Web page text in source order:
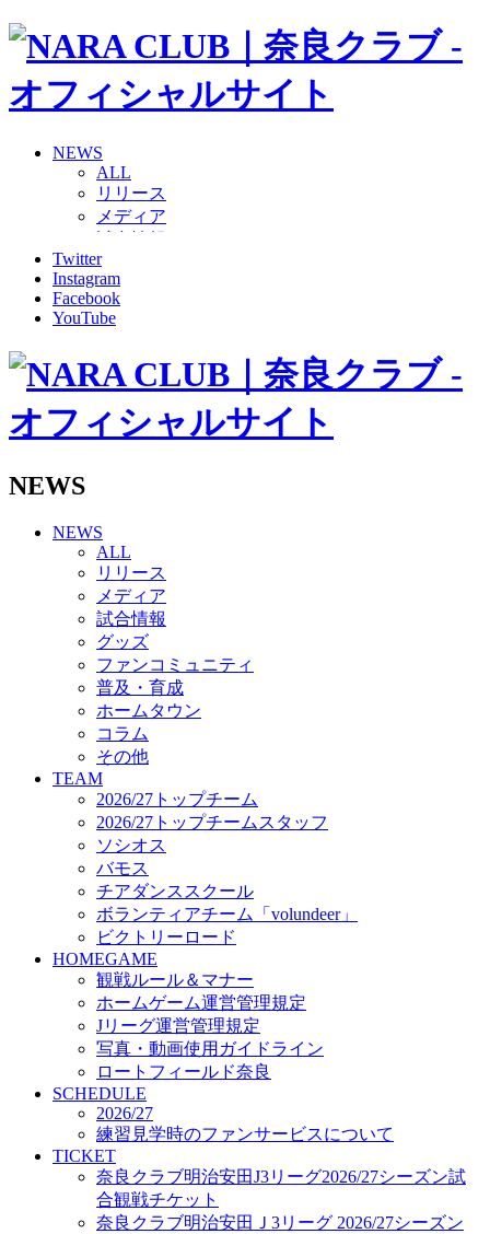
NEWS
ALL
リリース
メディア
グッズ
ファンコミュニティ
普及・育成
ホームタウン
その他
2026/27トップチーム
2026/27トップチームスタッフ
ボランティアチーム「volundeer」
ビクトリーロード
HOMEGAME
観戦ルール＆マナー
ホームゲーム運営管理規定
Jリーグ運営管理規定
写真・動画使用ガイドライン
ロートフィールド奈良
SCHEDULE
2026/27
練習見学時のファンサービスについて
TICKET
奈良クラブ明治安田J3リーグ2026/27シーズン試
合観戦チケット
奈良クラブ明治安田Ｊ3リーグ 2026/27シーズン
「鹿パス」
観戦ルール＆マナー
FANCOMMUNITY
2026/27ファンコミュニティ
サポートショップ
GOODS
オフィシャルストア（実店舗）
オンラインストア
ACADEMY
アカデミーについて
プロジェクト
コーチ&スタッフ
ジュニア
ジュニアユース
ユース
練習拠点（ナラディーア）
SCHOOL
Twitter
Instagram
Facebook
YouTube
NEWS
NEWS
ALL
リリース
メディア
試合情報
グッズ
ファンコミュニティ
普及・育成
ホームタウン
コラム
その他
TEAM
2026/27トップチーム
2026/27トップチームスタッフ
ソシオス
バモス
チアダンススクール
ボランティアチーム「volundeer」
ビクトリーロード
HOMEGAME
観戦ルール＆マナー
ホームゲーム運営管理規定
Jリーグ運営管理規定
写真・動画使用ガイドライン
ロートフィールド奈良
SCHEDULE
2026/27
練習見学時のファンサービスについて
TICKET
奈良クラブ明治安田J3リーグ2026/27シーズン試
合観戦チケット
奈良クラブ明治安田Ｊ3リーグ 2026/27シーズン